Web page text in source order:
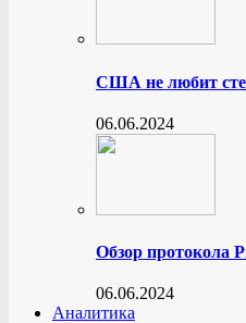
США не любит
06.06.2024
Обзор протокола
06.06.2024
Аналитика